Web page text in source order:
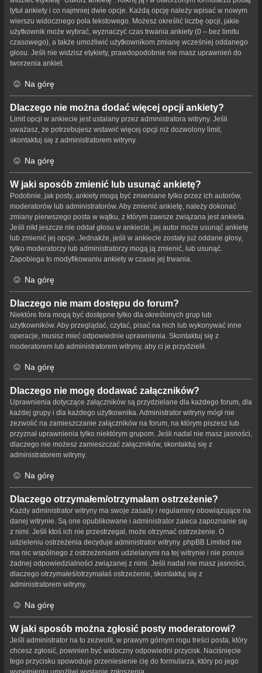
tytuł ankiety i co najmniej dwie opcje. Każdą opcję należy wpisać w nowym
wierszu widocznego pola tekstowego. Możesz określić liczbę opcji, jakie
użytkownik może wybrać, wyznaczyć czas trwania ankiety (0 – bez limitu
czasowego), a także umożliwić użytkownikom zmianę wcześniej oddanego
głosu. Jeśli nie widzisz etykiety, prawdopodobnie nie masz uprawnień do
tworzenia ankiet.
Na górę
Dlaczego nie można dodać więcej opcji ankiety?
Limit opcji w ankiecie jest ustalany przez administratora witryny. Jeśli
uważasz, że potrzebujesz wstawić więcej opcji niż dozwolony limit,
skontaktuj się z administratorem witryny.
Na górę
W jaki sposób zmienić lub usunąć ankietę?
Podobnie, jak posty, ankiety mogą być zmieniane tylko przez ich autorów,
moderatorów lub administratorów. Aby zmienić ankietę, należy dokonać
zmiany pierwszego posta w wątku, z którym zawsze związana jest ankieta.
Jeśli nikt jeszcze nie oddał głosu w ankiecie, jej autor może usunąć ankietę
lub zmienić jej opcje. Jednakże, jeśli w ankiecie zostały już oddane głosy,
tylko moderatorzy lub administratorzy mogą ją zmienić, lub usunąć.
Zapobiega to modyfikowaniu ankiety w czasie jej trwania.
Na górę
Dlaczego nie mam dostępu do forum?
Niektóre fora mogą być dostępne tylko dla określonych grup lub
użytkowników. Aby przeglądać, czytać, pisać na nich lub wykonywać inne
operacje, musisz mieć odpowiednie uprawnienia. Skontaktuj się z
moderatorem lub administratorem witryny, aby ci je przydzielił.
Na górę
Dlaczego nie mogę dodawać załączników?
Uprawnienia dotyczące załączników są przydzielane dla każdego forum, dla
każdej grupy i dla każdego użytkownika. Administrator witryny mógł nie
zezwolić na zamieszczanie załączników na forum, na którym piszesz lub
przyznał uprawnienia tylko niektórym grupom. Jeśli nadal nie masz jasności,
dlaczego nie możesz zamieszczać załączników, skontaktuj się z
administratorem witryny.
Na górę
Dlaczego otrzymałem/otrzymałam ostrzeżenie?
Każdy administrator witryny ma swoje zasady i regulaminy obowiązujące na
danej witrynie. Są one opublikowane i administrator zaleca zapoznanie się
z nimi. Jeśli ktoś ich nie przestrzegał, może otrzymać ostrzeżenie. O
udzieleniu ostrzeżenia decyduje administrator witryny. phpBB Limited nie
ma nic wspólnego z ostrzeżeniami udzielanymi na tej witrynie i nie ponosi
żadnej odpowiedzialności związanej z nimi. Jeśli nadal nie masz jasności,
dlaczego otrzymałeś/otrzymałaś ostrzeżenie, skontaktuj się z
administratorem witryny.
Na górę
W jaki sposób można zgłosić posty moderatorowi?
Jeśli administrator na to zezwolił, w prawym górnym rogu treści posta, który
chcesz zgłosić, powinien być widoczny odpowiedni przycisk. Naciśnięcie
tego przycisku spowoduje przeniesienie cię do formularza, który po jego